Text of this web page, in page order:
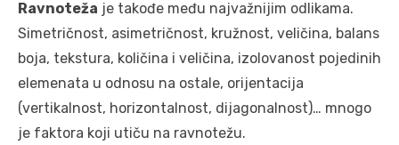
Ravnoteža je takođe među najvažnijim odlikama.
Simetričnost, asimetričnost, kružnost, veličina, balans
boja, tekstura, količina i veličina, izolovanost pojedinih
elemenata u odnosu na ostale, orijentacija
(vertikalnost, horizontalnost, dijagonalnost)… mnogo
je faktora koji utiču na ravnotežu.